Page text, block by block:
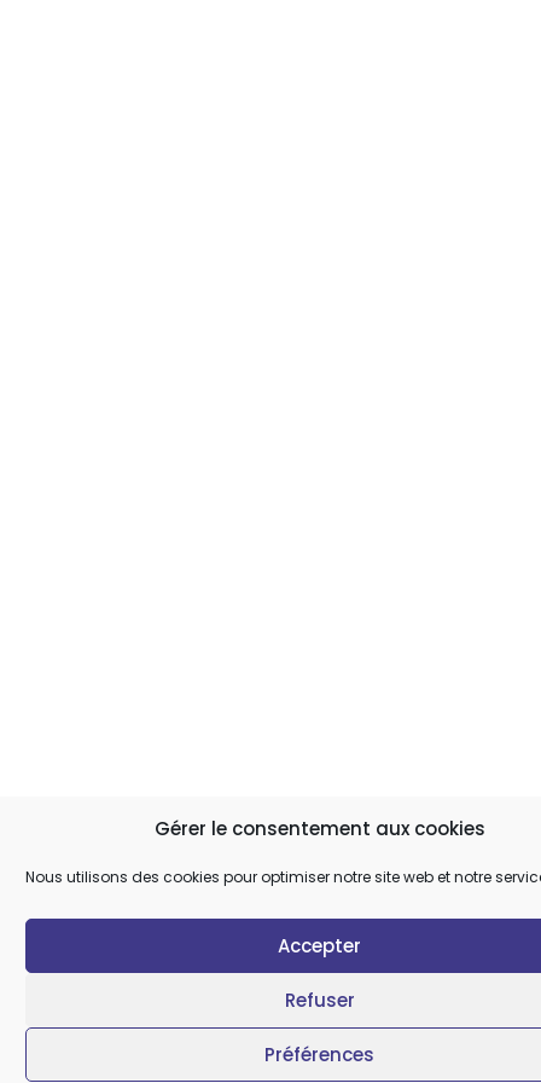
Gérer le consentement aux cookies
Nous utilisons des cookies pour optimiser notre site web et notre
Accepter
Refuser
Préférences